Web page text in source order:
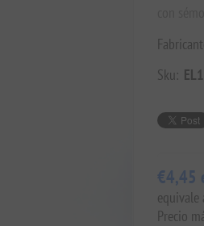
Sku:
€4,45
equivale
Precio